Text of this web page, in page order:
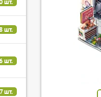
шт.
шт.
шт.
7 шт.